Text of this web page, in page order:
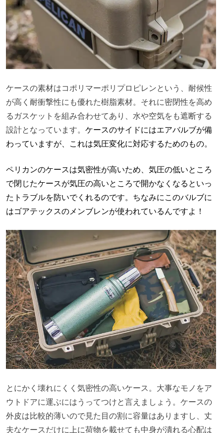
ケースの素材はコポリマーポリプロピレンという、耐候性
が高く耐衝撃性にも優れた樹脂素材。それに密閉性を高め
るガスケットを組み合わせてあり、水や空気をも遮断する
設計となっています。 ケースのサイドにはエアバルブが備
わっていますが、これは気圧変化に対応するためのもの。
ペリカンのケースは気密性が高いため、気圧の低いところ
で閉じたケースが気圧の高いところで開かなくなるといっ
たトラブルを防いでくれるのです。ちなみにこのバルブに
はゴアテックスのメンブレンが使われているんですよ！
とにかく壊れにくく気密性の高いケース。大事なモノをア
ウトドアに運ぶにはうってつけと言えましょう。ケースの
外皮は比較的薄いので見た目の割に容量はありますし、丈
夫なケースだけに上に荷物を載せても中身が潰れる心配は